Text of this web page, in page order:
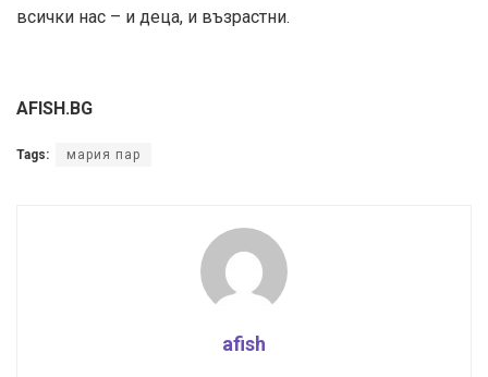
всички нас – и деца, и възрастни.
AFISH.BG
Tags: мария пар
afish